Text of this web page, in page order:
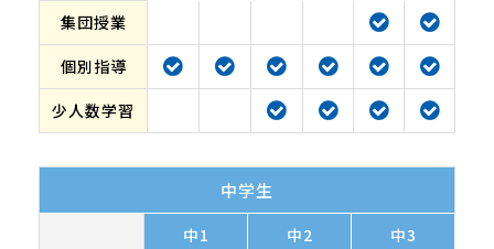
集団授業
個別指導
少人数学習
中学生
中1 中2
中3